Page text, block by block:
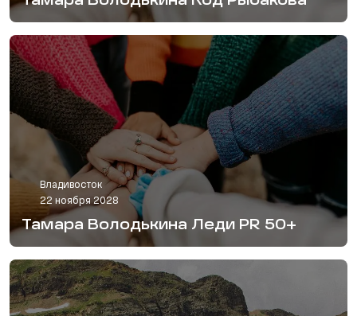
Владивосток
22 ноября 2028
Тамара Володькина Леди PR 50+